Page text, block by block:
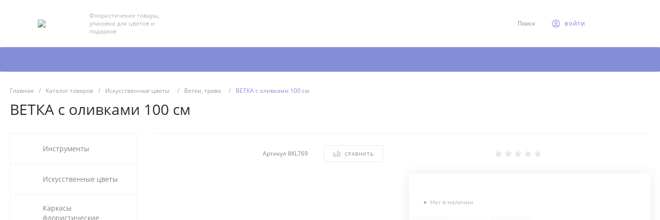
Флористичекие товары,
упаковка для цветов и
подарков
Поиск ВОЙТИ
Главная / Каталог товаров / Искусственные цветы / Ветки, трава / ВЕТКА с оливками 100 см
ВЕТКА с оливками 100 см
Инструменты
Искусственные цветы
Каркасы
флористические
Артикул 8KL769 СРАВНИТЬ
Нет в наличии